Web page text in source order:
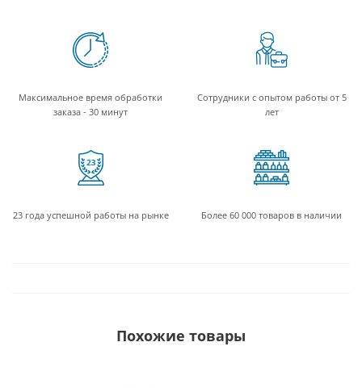
Максимальное время обработки
заказа - 30 минут
Сотрудники с опытом работы от 5
лет
23 года успешной работы на рынке Более 60 000 товаров в наличии
Похожие товары